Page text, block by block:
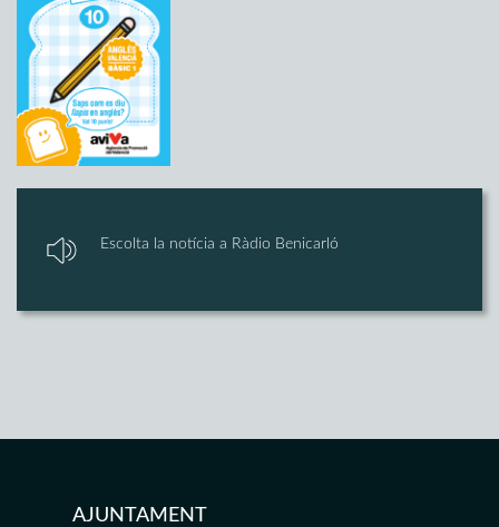
Escolta la notícia a Ràdio Benicarló
AJUNTAMENT